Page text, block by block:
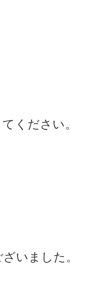
ください。
いました。